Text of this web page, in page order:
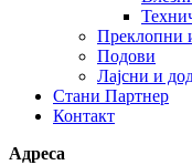
Преклопни
Подови
Лајсни и
Стани Партнер
Контакт
Адреса